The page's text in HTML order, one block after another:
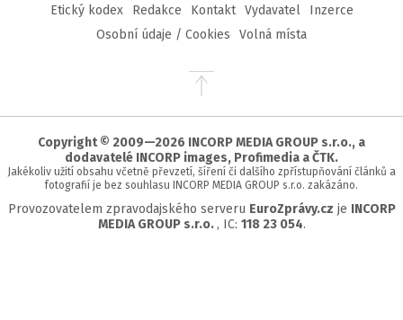
Etický kodex Redakce Kontakt Vydavatel
Inzerce
Osobní údaje / Cookies
Volná místa
Přejít
stránky
Copyright © 2009—2026 INCORP MEDIA GROUP s.r.o., a
dodavatelé INCORP images, Profimedia a ČTK.
Jakékoliv užití obsahu včetně převzetí, šíření či dalšího zpřístupňování článků a
fotografií je bez souhlasu INCORP MEDIA GROUP s.r.o. zakázáno.
Provozovatelem zpravodajského serveru EuroZprávy.cz je INCORP
MEDIA GROUP s.r.o. , IC: 118 23 054.